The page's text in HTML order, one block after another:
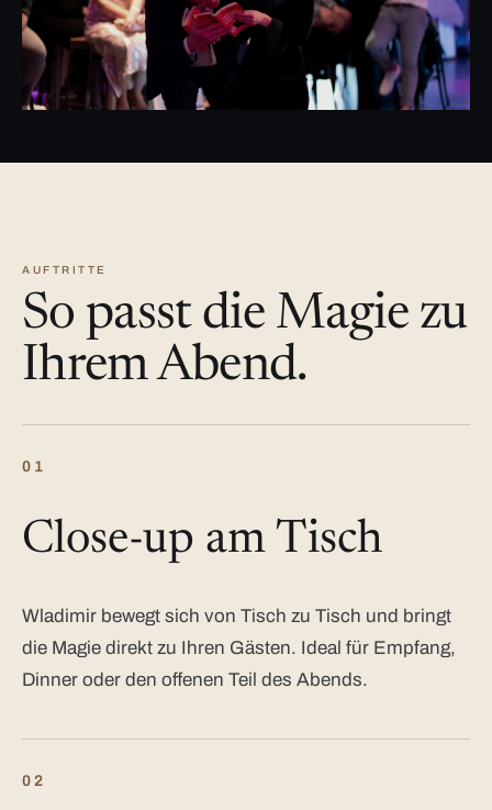
AUFTRITTE
So passt die Magie zu
Ihrem Abend.
01
Close-up am Tisch
Wladimir bewegt sich von Tisch zu Tisch und bringt
die Magie direkt zu Ihren Gästen. Ideal für Empfang,
Dinner oder den offenen Teil des Abends.
02